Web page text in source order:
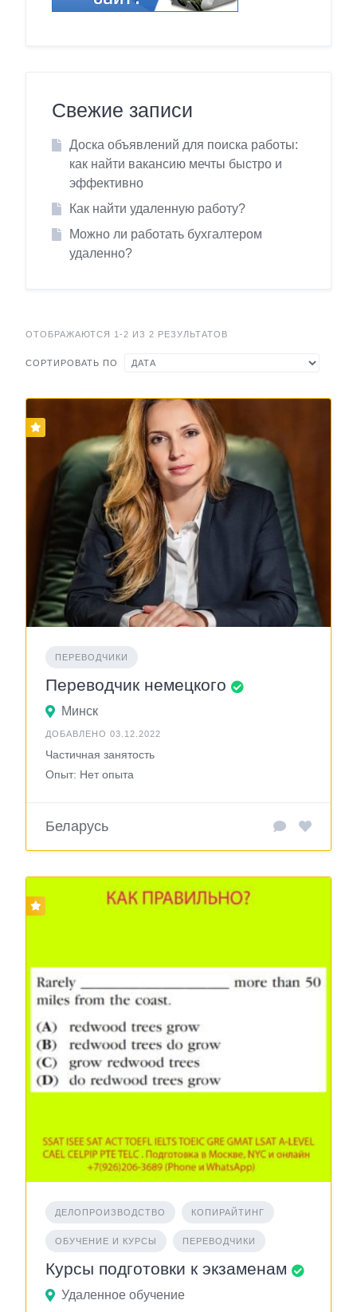
Свежие записи
Доска объявлений для поиска работы:
как найти вакансию мечты быстро и
эффективно
Как найти удаленную работу?
Можно ли работать бухгалтером
удаленно?
ОТОБРАЖАЮТСЯ 1-2 ИЗ 2 РЕЗУЛЬТАТОВ
СОРТИРОВАТЬ ПО
ПЕРЕВОДЧИКИ
Переводчик немецкого
Минск
ДОБАВЛЕНО 03.12.2022
Частичная занятость
Опыт: Нет опыта
Беларусь
ДЕЛОПРОИЗВОДСТВО КОПИРАЙТИНГ
ОБУЧЕНИЕ И КУРСЫ ПЕРЕВОДЧИКИ
Курсы подготовки к экзаменам
Удаленное обучение